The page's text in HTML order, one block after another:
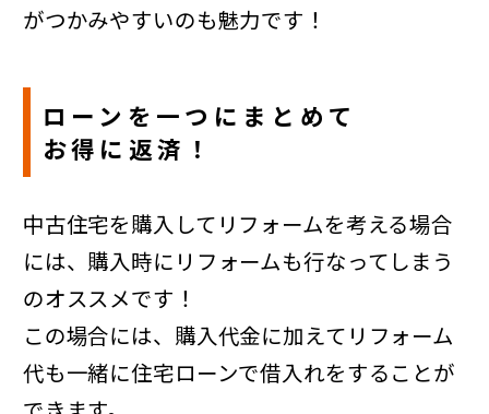
がつかみやすいのも魅力です！
ローンを一つにまとめて
お得に返済！
中古住宅を購入してリフォームを考える場合
には、購入時にリフォームも行なってしまう
のオススメです！
この場合には、購入代金に加えてリフォーム
代も一緒に住宅ローンで借入れをすることが